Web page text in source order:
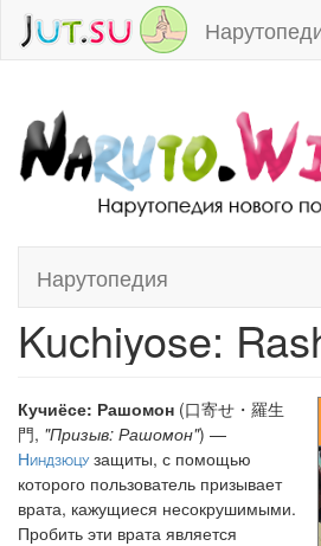
Нарутопедия
Перейти к:
Kuchiyose:
Кучиёсе: Рашомон (口寄せ・羅生
門, "Призыв: Рашомон") —
Ниндзюцузащиты, с помощью
которого пользователь призывает
врата, кажущиеся несокрушимыми.
Пробить эти врата является